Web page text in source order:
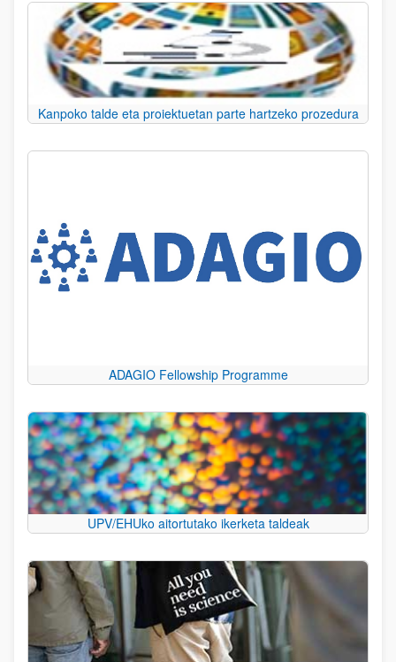
Kanpoko talde eta proiektuetan parte hartzeko prozedura
ADAGIO Fellowship Programme
UPV/EHUko aitortutako ikerketa taldeak